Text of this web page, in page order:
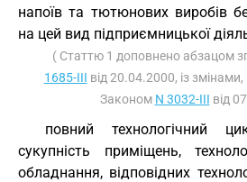
напоїв та тютюнових виробів
на цей вид підприємницької
( Статтю 1 доповнено абзацом
1685-III від 20.04.2000, із змінами,
Законом N 3032-III від
повний технологічний
сукупність приміщень,
обладнання, відповідних